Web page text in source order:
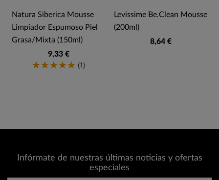
Natura Siberica Mousse
Limpiador Espumoso Piel
Grasa/Mixta (150ml)
9,33 €
(1)
Levissime Be.Clean Mousse
(200ml)
8,64 €
Infórmate de nuestras últimas noticias y ofertas
especiales